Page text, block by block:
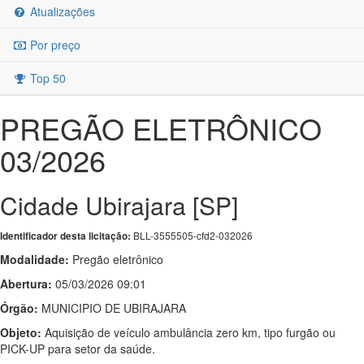
Atualizações
Por preço
Top 50
PREGÃO ELETRÔNICO
03/2026
Cidade Ubirajara [SP]
Identificador desta licitação: BLL-3555505-cfd2-032026
Modalidade: Pregão eletrônico
Abertura: 05/03/2026 09:01
Órgão: MUNICIPIO DE UBIRAJARA
Objeto: Aquisição de veículo ambulância zero km, tipo furgão ou
PICK-UP para setor da saúde.